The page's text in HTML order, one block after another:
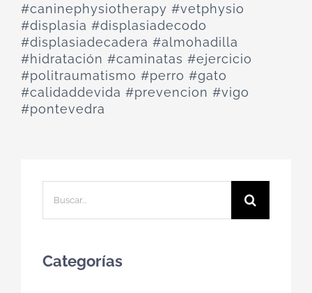
#caninephysiotherapy #vetphysio
#displasia #displasiadecodo
#displasiadecadera #almohadilla
#hidratación #caminatas #ejercicio
#politraumatismo #perro #gato
#calidaddevida #prevencion #vigo
#pontevedra
Categorías